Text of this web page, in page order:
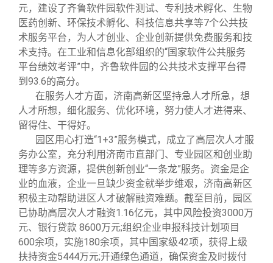
元，建设了齐鲁软件园软件测试、专利技术孵化、生物
医药创新、环保技术孵化、科技信息共享等7个公共技
术服务平台，为人才创业、企业创新提供免费服务和技
术支持。在工业和信息化部组织的“国家软件公共服务
平台绩效考评”中，齐鲁软件园的公共技术支撑平台得
到 93.6的高分。
在服务人才方面，济南高新区坚持急人才所急，想
人才所想，细化服务、优化环境，努力使人才进得来、
留得住、干得好。
园区用心打造“1+3”服务模式，成立了高层次人才服
务办公室，充分利用济南市直部门、专业园区和创业助
理等多方资源，提供创新创业“一条龙”服务。资金是企
业的血液，企业一旦缺少资金就举步维艰，济南高新区
积极主动帮助进区人才破解融资难题。截至目前，园区
已协助高层次人才融资1.16亿元，其中风险投资3000万
元、银行贷款 8600万元;组织企业申报科技计划项目
600余项，实施180余项，其中国家级42项，获得上级
扶持资金5444万元;开通绿色通道，确保资金及时拨付